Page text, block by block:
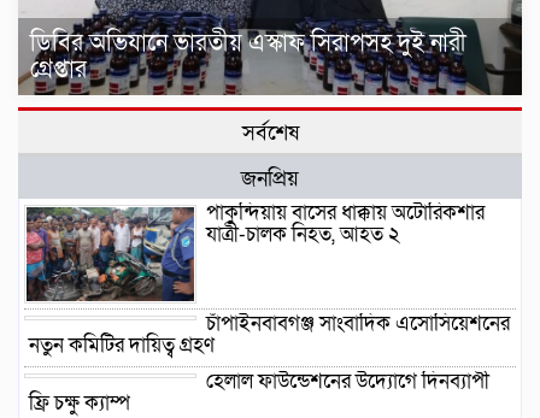
ডিবির অভিযানে ভারতীয় এস্কাফ সিরাপসহ দুই নারী
গ্রেপ্তার
সর্বশেষ
জনপ্রিয়
পাকুন্দিয়ায় বাসের ধাক্কায় অটোরিকশার
যাত্রী-চালক নিহত, আহত ২
চাঁপাইনবাবগঞ্জ সাংবাদিক এসোসিয়েশনের
নতুন কমিটির দায়িত্ব গ্রহণ
হেলাল ফাউন্ডেশনের উদ্যোগে দিনব্যাপী
ফ্রি চক্ষু ক্যাম্প